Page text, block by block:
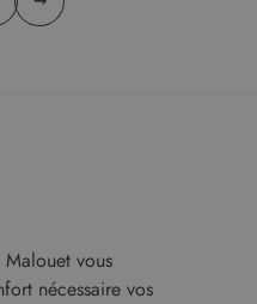
vous
nécessaire vos